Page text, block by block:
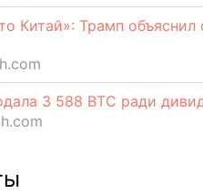
Китай»: Трамп
3 588 BTC ради